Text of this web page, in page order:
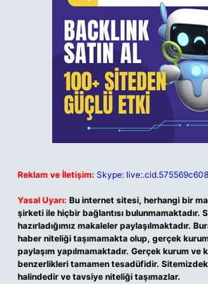
Reklam ve İletişim: Skype:
Yasal Uyarı: Bu internet sitesi, herhangi bir
şirketi ile hiçbir bağlantısı bulunmamaktadır.
hazırladığımız makaleler paylaşılmaktadır.
haber niteliği taşımamakta olup, gerçek
paylaşım yapılmamaktadır. Gerçek kurum ve
benzerlikleri tamamen tesadüfidir.
halindedir ve tavsiye niteliği taşımazlar.